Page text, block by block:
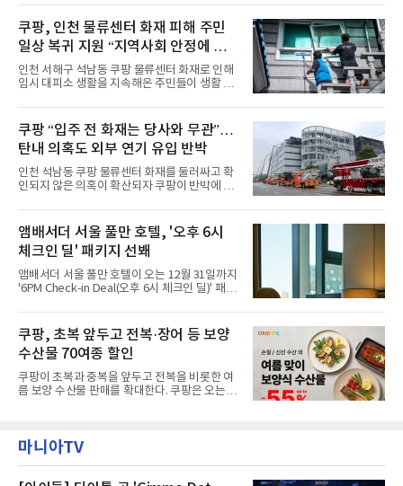
이야기를 담은 인형 극장 콘셉트의 공간 ‘앰버드
시어터(Ambird Theater)’를 새롭게 선보인
다”고 밝혔다.앰배서더 서울 풀만 호텔은 로비
한편에 마련된 앰버드 존을 통해 앰버드의 세계
관을 소개해왔다. 앰버드 존은 앰버드가 우주여
행 중 수집한 다양한 굿즈를 전시한 '앰버드 플래
닛(Ambird Planet)과 계절별 플라워 연출로 사
라 극장을 모티브로 한 데코레이션으로 구성됐
다. 무대 공간 및 티켓 박스
쿠팡, 인천 물류센터 화재 피해 주민
일상 복귀 지원 “지역사회 안정에 총
력”
인천 서해구 석남동 쿠팡 물류센터 화재로 인해
임시 대피소 생활을 지속해온 주민들이 생활 터
필먼트서비스(CFS)가 지난 28일부터 화재 피해
주민을 대상으로 전문 출장 청소서비스 지원에
나섬으로써 본격적인 지역사회 복구 작업이 시
작된 것이다.대피소 주민 중심 청소 접수, 첫날
부터 2가구 지원 완료CFS는 신현초등학교, 신
현북초등학교, 신현여자중학교 등 인천 서해구
관내 임시 대피소 3곳에서 체류해온 화재 피해
민들의 호응 속에 CFS는 즉시 행동에 나섰다. 지
난 28일 오후 전문 청소업체와
쿠팡 “입주 전 화재는 당사와 무관”…
탄내 의혹도 외부 연기 유입 반박
인천 석남동 쿠팡 물류센터 화재를 둘러싸고 확
인되지 않은 의혹이 확산되자 쿠팡이 반박에 나
에 대해서는 외부 화재 연기 유입이라고 설명했
고, 2023년 같은 물류센터에서 발생한 화재에
대해서도 쿠팡 입주 전 공사 과정에서 벌어진 일
이라며 선을 그었다.쿠팡은 21일 인천 물류센터
내부에서 불이 타는 냄새가 났다는 의혹과 관련
해 “사실무근”이라는 입장을 밝혔다.회사 측은
“인근에서 지난 15일 다른 회사에서 발생한 대
것으로 확인됐다”고 설명했다.이어 “정확한 화
재 원인은 추후 조사될
앰배서더 서울 풀만 호텔, '오후 6시
체크인 딜' 패키지 선봬
앰배서더 서울 풀만 호텔이 오는 12월 31일까지
'6PM Check-in Deal(오후 6시 체크인 딜)' 패키
으로 여유로운 저녁 시간부터 호텔 스테이를 시
작할 수 있도록 준비됐다.앰배서더 서울 풀만 호
텔 측은 “퇴근 후 또는 주말 도심 속에서 짧지만
온전한 휴식을 원하는 고객들에게 특별한 경험
을 제공한다”고 밝혔다.패키지는 디럭스와 이그
제큐티브 두 가지 타입으로 구성된다. 디럭스 패
키지는 객실 1박(룸 온리)으로 심플한 호캉스를
스 센터 사우나 2인 이용 혜택이 포함된다.특히
클럽 앰배서더 라운지
쿠팡, 초복 앞두고 전복·장어 등 보양
수산물 70여종 할인
쿠팡이 초복과 중복을 앞두고 전복을 비롯한 여
름 보양 수산물 판매를 확대한다. 쿠팡은 오는
우 등이 포함됐다. 쿠팡은 올해 큰 크기의 전복
생산량이 늘어난 점을 반영해 주요 산지 상품을
마니아TV